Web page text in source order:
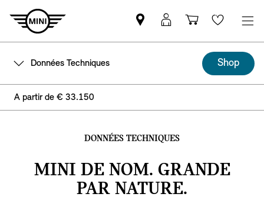
Trouver
un
Connexion
MyMINI
PanierWishlist
Données Techniques
A partir de € 33.150
Shop
DONNÉES TECHNIQUES
MINI DE NOM. GRANDE
PAR NATURE.